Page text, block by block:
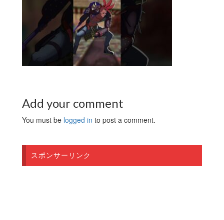
Add your comment
You must be logged in to post a comment.
スポンサーリンク